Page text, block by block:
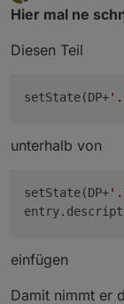
Offline
Hier mal ne
Diesen Teil
setState(DP+
unterhalb von
setState(DP+
einfügen
Damit nimmt er